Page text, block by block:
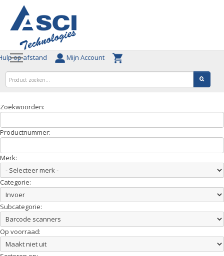
op afstand Mijn Account
Zoekwoorden:
Productnummer:
Merk:
Categorie:
Subcategorie:
Op voorraad: